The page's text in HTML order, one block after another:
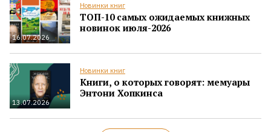
16.07.2026
Новинки книг
ТОП-10 самых ожидаемых книжных
новинок июля-2026
13.07.2026
Новинки книг
Книги, о которых говорят: мемуары
Энтони Хопкинса